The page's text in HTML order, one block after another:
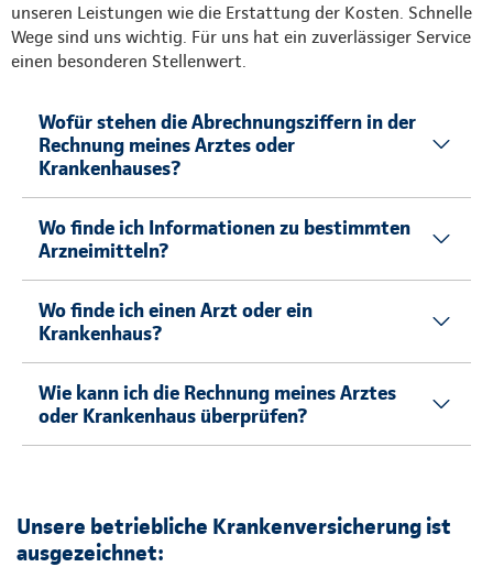
unseren Leistungen wie die Erstattung der Kosten. Schnelle
Wege sind uns wichtig. Für uns hat ein zuverlässiger Service
einen besonderen Stellenwert.
Wofür stehen die Abrechnungsziffern in der
Rechnung meines Arztes oder
Krankenhauses?
Wo finde ich Informationen zu bestimmten
Arzneimitteln?
Wo finde ich einen Arzt oder ein
Krankenhaus?
Wie kann ich die Rechnung meines Arztes
oder Krankenhaus überprüfen?
Unsere betriebliche Krankenversicherung ist
ausgezeichnet: